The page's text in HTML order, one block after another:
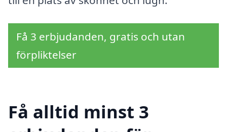
Få 3 erbjudanden, gratis och utan
förpliktelser
Få alltid minst 3